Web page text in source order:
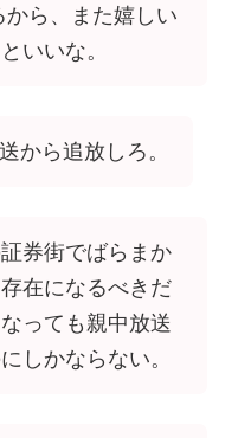
ら、また嬉しい
いいな。
から追放しろ。
券街でばらまか
在になるべきだ
っても親中放送
しかならない。